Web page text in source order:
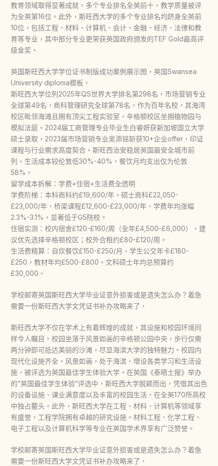
教育领域取得显著成就，多个专业排名全英前十，教学质量被评
为全英第16位。此外，斯旺西大学的多个专业排名均跻身全英前
10位，包括工程、材料、计算机、会计、金融、经济、法律和教
育等专业，其中部分专业更荣获英国政府颁发的TEF Gold最高评
级金奖。
英国斯旺西大学学位证书制版成功案例展示图，英国Swansea
University diploma模板，
斯旺西大学位列2025年QS世界大学排名第298名，市场营销专业
全球第49名，商科管理研究全球第78名。作为百年名校，其海湾
校区毗邻海滩且拥有顶尖工程实验室，辛格顿校区坐拥植物园与
模拟法庭。2024届工商管理专业毕业生白睿妍获新加坡国立大学
硕士录取，2023届市场营销专业吴添铭斩获10+企业offer，印证
课程与行业需求高度契合。斯旺西治安稳居英国最安全城市前
列，生活成本较伦敦低30%-40%，餐饮月均支出仅为伦敦
58%。
留学成本拆解：学费+住宿+生活费全透明
学费阶梯：本科商科约£19,600/年，硕士商科£22,050-
£23,000/年，桥梁课程£12,600-£23,000/年，学费年均涨幅
2.3%-3.1%，显著低于G5院校。
住宿实测：校内宿舍£120-£160/周（全年£4,500-£6,000），建
议优先选择辛格顿校区；校外合租约£80-£120/周。
生活费精算：自炊餐饮£150-£250/月，学生公交年卡£180-
£250，教材年均£500-£800。文科硕士年均总预算约
£30,000。
学校邮寄英国斯旺西大学毕业证意外损害或是遗失怎么办？着急
需要一份斯旺西大学文凭证书补办攻略来了，
斯旺西大学不仅在学术上有着辉煌的成就，其设施和校园环境同
样令人瞩目。校园坐落于风景如画的辛格顿公园中央，步行仅需
两分钟即可抵达美丽的沙滩，尽显海滨大学的独特魅力。校园内
现代化设施齐全，风景如画，处于海滨，增设各类学习和生活设
施，被评选为英国最佳学生体验大学。在英国《泰晤士报》举办
的“英国最佳学生体验”评选中，斯旺西大学脱颖而出，凭借其出色
的设备设施、课业满意度以及丰富的校园生活，在全英170所高校
中独占鳌头。此外，斯旺西大学在工程、材料、计算机等领域享
有盛誉，工程学院拥有卓越的研究设施。材料工程、化学工程、
电子工程以及计算机科学等专业在英国学术界享有广泛赞誉。
学校邮寄英国斯旺西大学毕业证意外损害或是遗失怎么办？着急
需要一份斯旺西大学文凭证书补办攻略来了，